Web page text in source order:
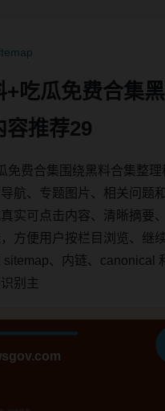
+吃瓜免费合集
容推荐29
免费合集围绕黑料合集整理
航、专题图片、相关问题
实可点击内容、清晰摘要
方便用户按栏目浏览、继
sitemap、内链、canonical
别主